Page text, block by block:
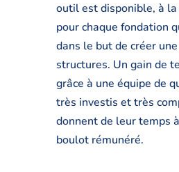
outil est disponible, à la
pour chaque fondation
dans le but de créer
structures. Un gain de
grâce à une équipe de
très investis et très
donnent de leur temps
boulot rémunéré.